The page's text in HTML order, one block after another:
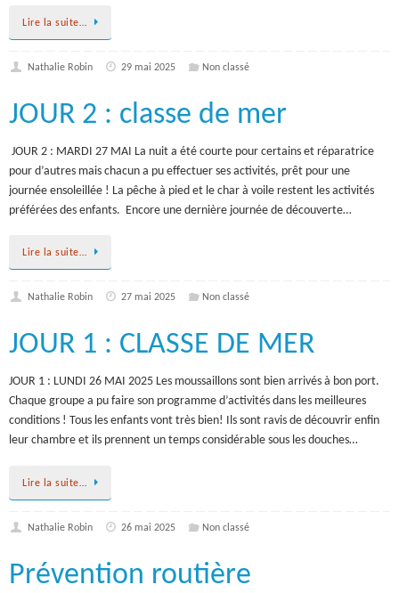
Lire la suite…
Nathalie Robin 29 mai 2025 Non classé
JOUR 2 : classe de mer
JOUR 2 : MARDI 27 MAI La nuit a été courte pour certains et réparatrice
pour d’autres mais chacun a pu effectuer ses activités, prêt pour une
journée ensoleillée ! La pêche à pied et le char à voile restent les activités
préférées des enfants. Encore une dernière journée de découverte…
Lire la suite…
Nathalie Robin 27 mai 2025 Non classé
JOUR 1 : CLASSE DE MER
JOUR 1 : LUNDI 26 MAI 2025 Les moussaillons sont bien arrivés à bon port.
Chaque groupe a pu faire son programme d’activités dans les meilleures
conditions ! Tous les enfants vont très bien! Ils sont ravis de découvrir enfin
leur chambre et ils prennent un temps considérable sous les douches…
Lire la suite…
Nathalie Robin 26 mai 2025 Non classé
Prévention routière